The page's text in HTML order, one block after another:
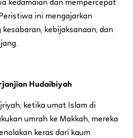
kedamaian dan mempercepat
ini mengajarkan
kebijaksanaan, dan
Hudaibiyah
ketika umat Islam di
umrah ke Makkah, mereka
keras dari kaum